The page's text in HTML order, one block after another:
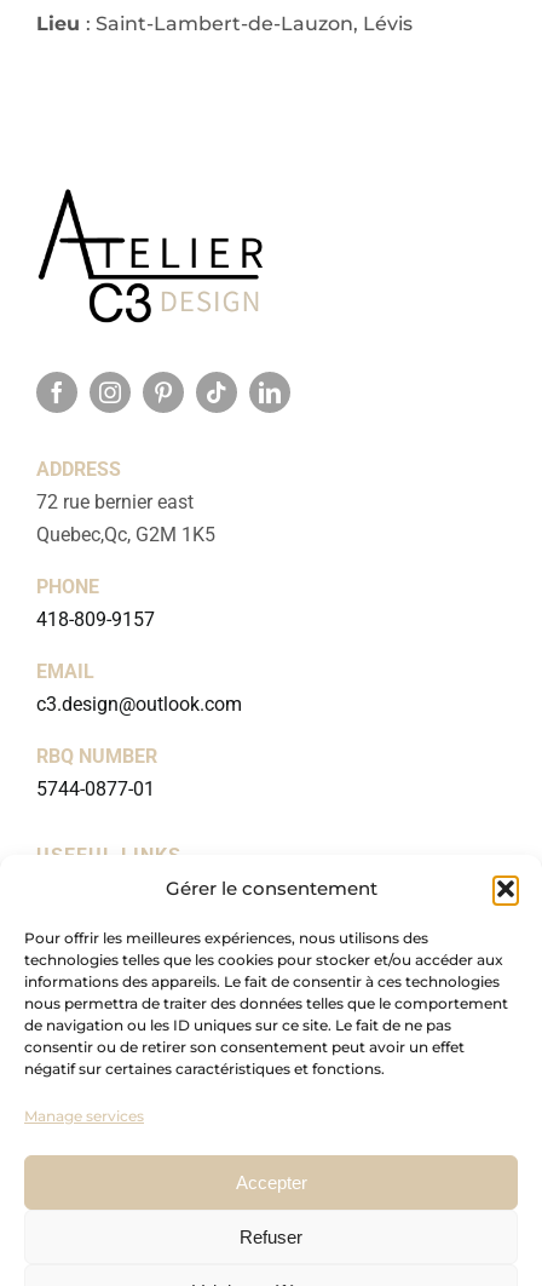
Gérer le consentement
Pour offrir les meilleures expériences, nous utilisons des
technologies telles que les cookies pour stocker et/ou accéder aux
informations des appareils. Le fait de consentir à ces technologies
nous permettra de traiter des données telles que le comportement
de navigation ou les ID uniques sur ce site. Le fait de ne pas
consentir ou de retirer son consentement peut avoir un effet
négatif sur certaines caractéristiques et fonctions.
Manage services
Accepter
Refuser
Lieu : Saint-Lambert-de-Lauzon, Lévis
ADDRESS
72 rue bernier east
Quebec,Qc, G2M 1K5
PHONE
418-809-9157
EMAIL
c3.design@outlook.com
RBQ NUMBER
5744-0877-01
USEFUL LINKS
About
Packages
Blog
Portfolio
Custom-made cabinetry
Press